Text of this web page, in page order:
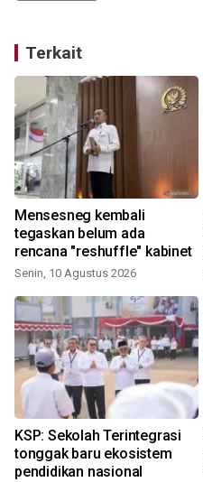
Terkait
Mensesneg kembali
tegaskan belum ada
rencana "reshuffle" kabinet
Senin, 10 Agustus 2026
KSP: Sekolah Terintegrasi
tonggak baru ekosistem
pendidikan nasional